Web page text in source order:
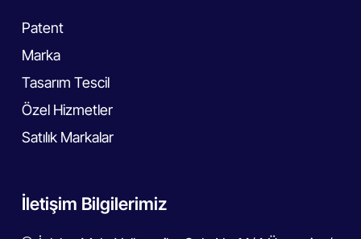
Patent
Marka
Tasarım Tescil
Özel Hizmetler
Satılık Markalar
İletişim Bilgilerimiz